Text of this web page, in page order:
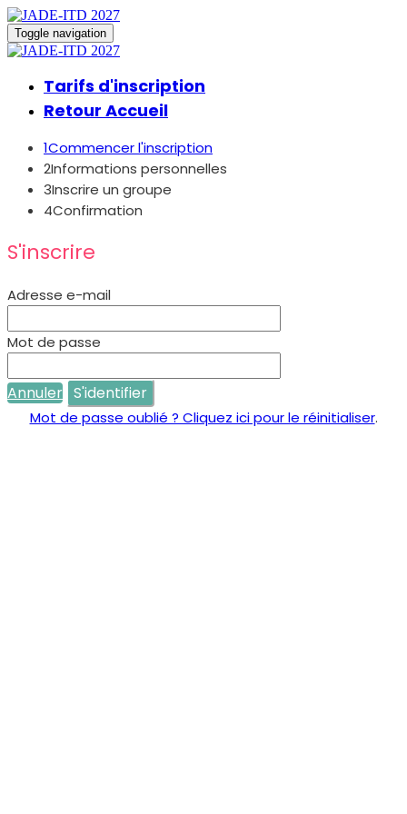
Toggle navigation
Tarifs d'inscription
Retour Accueil
1Commencer l'inscription
2Informations personnelles
3Inscrire un groupe
4Confirmation
S'inscrire
Adresse e-mail
Mot de passe
Annuler S'identifier
Mot de passe oublié ? Cliquez ici pour le réinitialiser.